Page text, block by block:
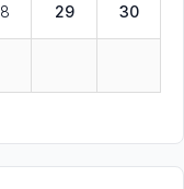
29 30